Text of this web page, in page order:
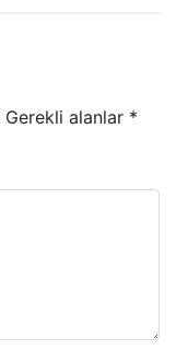
Gerekli alanlar *